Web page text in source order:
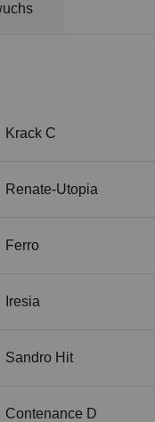
Krack C
Renate-Utopia
Ferro
Iresia
Sandro Hit
Contenance D